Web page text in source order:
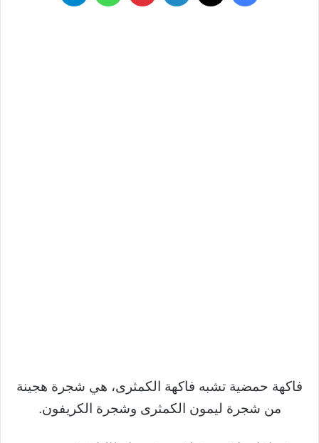
فاكهة حمضية تشبه فاكهة الكمثرى، هي شجرة هجينة
من شجرة ليمون الكمثرى وشجرة الكريفون.